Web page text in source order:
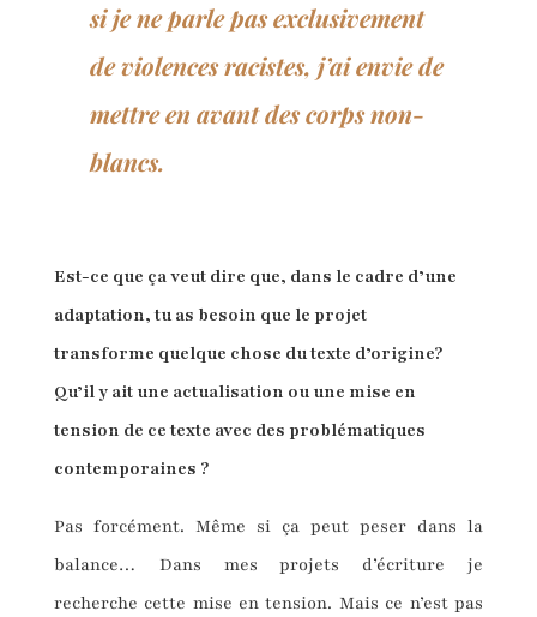
si je ne parle pas exclusivement
de violences racistes, j’ai envie de
mettre en avant des corps non-
blancs.
Est-ce que ça veut dire que, dans le cadre d’une
adaptation, tu as besoin que le projet
transforme quelque chose du texte d’origine?
Qu’il y ait une actualisation ou une mise en
tension de ce texte avec des problématiques
contemporaines ?
Pas forcément. Même si ça peut peser dans la
balance… Dans mes projets d’écriture je
recherche cette mise en tension. Mais ce n’est pas